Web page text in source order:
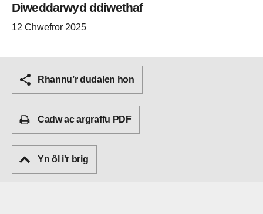
Diweddarwyd ddiwethaf
12 Chwefror 2025
Rhannu’r dudalen hon
Cadw ac argraffu PDF
Yn ôl i'r brig